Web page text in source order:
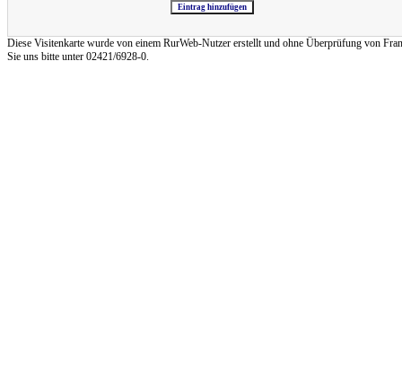
Diese Visitenkarte wurde von einem RurWeb-Nutzer erstellt und ohne Überprüfung von
Sie uns bitte unter 02421/6928-0.